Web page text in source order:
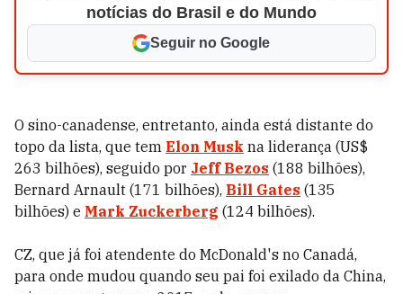
notícias do Brasil e do Mundo
Seguir no Google
O sino-canadense, entretanto, ainda está distante do
topo da lista, que tem Elon Musk na liderança (US$
263 bilhões), seguido por Jeff Bezos (188 bilhões),
Bernard Arnault (171 bilhões), Bill Gates (135
bilhões) e Mark Zuckerberg (124 bilhões).
CZ, que já foi atendente do McDonald's no Canadá,
para onde mudou quando seu pai foi exilado da China,